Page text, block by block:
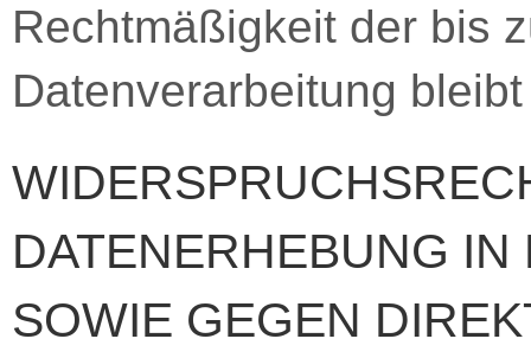
Rechtmäßigkeit der bis
Datenverarbeitung
DATENERHEBUNG
SOWIE GEGEN